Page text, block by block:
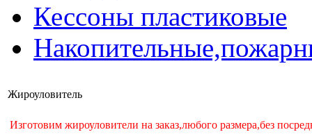
Кессоны пластиковые
Жироуловитель
Изготовим жироуловители на заказ,любого размера,без